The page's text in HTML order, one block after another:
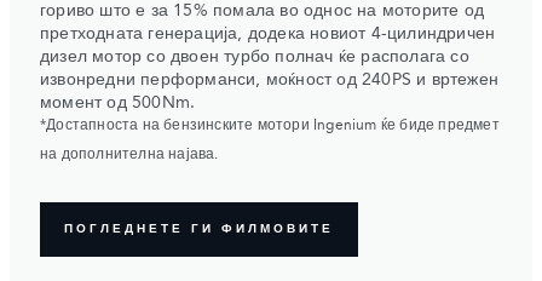
гориво што е за 15% помала во однос на моторите од
претходната генерација, додека новиот 4-цилиндричен
дизел мотор со двоен турбо полнач ќе располага со
извонредни перформанси, моќност од 240PS и вртежен
момент од 500Nm.
*Достапноста на бензинските мотори Ingenium ќе биде предмет
на дополнителна најава.
ПОГЛЕДНЕТЕ ГИ ФИЛМОВИТЕ